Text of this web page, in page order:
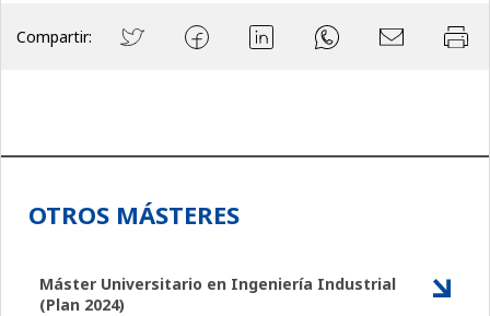
Compartir:
OTROS MÁSTERES
Máster Universitario en Ingeniería Industrial
(Plan 2024)